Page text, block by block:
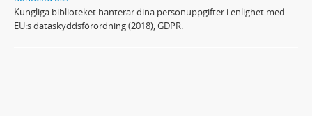
Kungliga biblioteket hanterar dina personuppgifter i enlighet med
EU:s dataskyddsförordning (2018), GDPR.